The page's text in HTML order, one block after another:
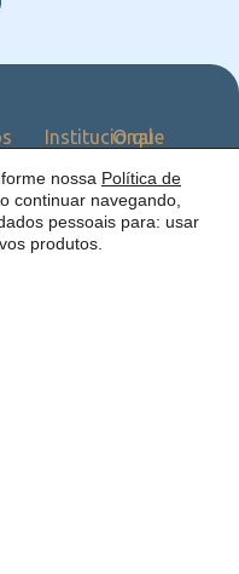
Institucional
somos
Como
atuamos
Estrutura
Blog
O que
Serviços
Catálogo
nossa Política de
continuar navegando,
pessoais para: usar
produtos.